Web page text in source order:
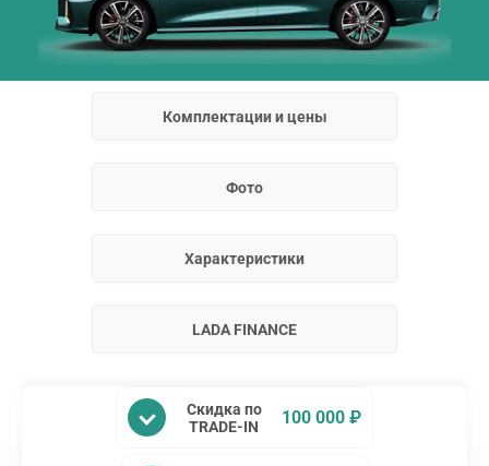
Комплектации и цены
Фото
Характеристики
LADA FINANCE
Скидка по
TRADE-IN
100 000 ₽